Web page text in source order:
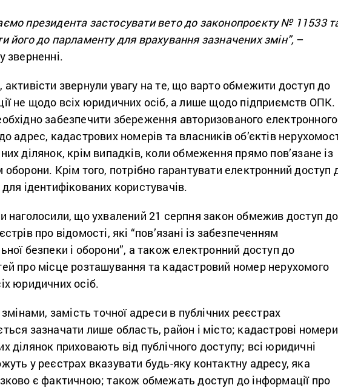
президента застосувати вето до законопроєкту № 11533
його до парламенту для врахування зазначених змін”, –
зверненні.
звернули увагу на те, що варто обмежити доступ до
не щодо всіх юридичних осіб, а лише щодо підприємств ОПК.
забезпечити збереження авторизованого електронного
адрес, кадастрових номерів та власників об’єктів
ділянок, крім випадків, коли обмеження прямо пов’язане із
оборони. Крім того, потрібно гарантувати електронний доступ
для ідентифікованих користувачів.
наголосили, що ухвалений 21 серпня закон обмежив доступ до
про відомості, які “пов’язані із забезпеченням
безпеки і оборони”, а також електронний доступ до
про місце розташування та кадастровий номер нерухомого
юридичних осіб.
змінами, замість точної адреси в публічних реєстрах
зазначати лише область, район і місто; кадастрові номери
ділянок приховають від публічного доступу; всі юридичні
у реєстрах вказувати будь-яку контактну адресу, яка
є фактичною; також обмежать доступ до інформації про